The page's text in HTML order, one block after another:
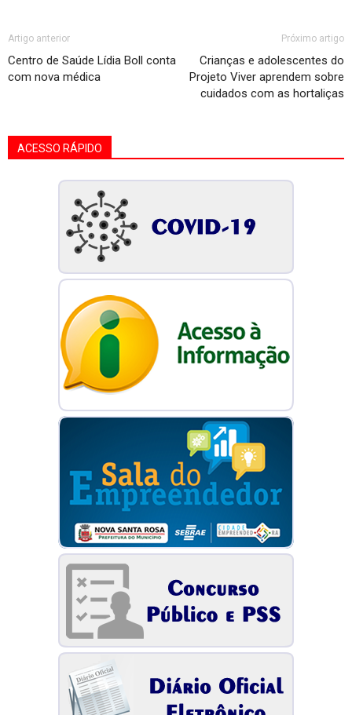
Artigo anterior
Centro de Saúde Lídia Boll conta
com nova médica
Próximo artigo
Crianças e adolescentes do
Projeto Viver aprendem sobre
cuidados com as hortaliças
ACESSO RÁPIDO